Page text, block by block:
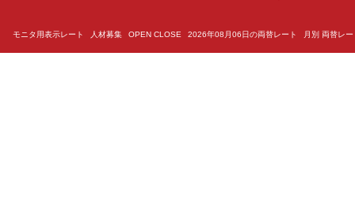
モニタ用表示レート 人材募集 OPEN CLOSE 2026年08月06日の両替レート 月別 両替レ